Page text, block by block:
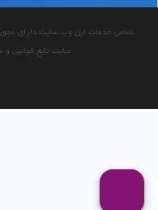
تمامی خدمات این وب سایت دارای
سایت تابع قوانین و